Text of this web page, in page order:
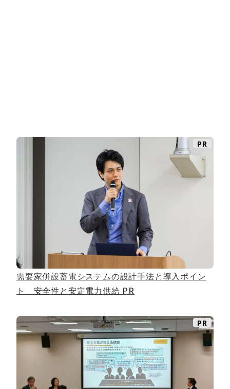
PR
需要家併設蓄電システムの設計手法と導入ポイン
ト 安全性と安定電力供給 PR
PR